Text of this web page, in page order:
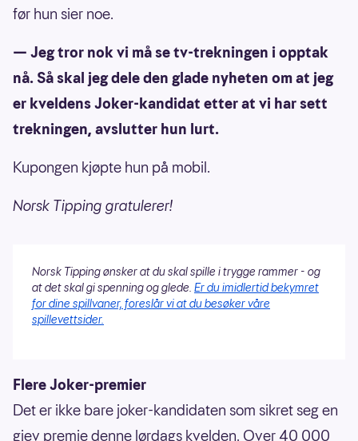
før hun sier noe.
— Jeg tror nok vi må se tv-trekningen i opptak
nå. Så skal jeg dele den glade nyheten om at jeg
er kveldens Joker-kandidat etter at vi har sett
trekningen, avslutter hun lurt.
Kupongen kjøpte hun på mobil.
Norsk Tipping gratulerer!
Norsk Tipping ønsker at du skal spille i trygge rammer - og
at det skal gi spenning og glede. Er du imidlertid bekymret
for dine spillvaner, foreslår vi at du besøker våre
spillevettsider.
Flere Joker-premier
Det er ikke bare joker-kandidaten som sikret seg en
gjev premie denne lørdags kvelden. Over 40 000